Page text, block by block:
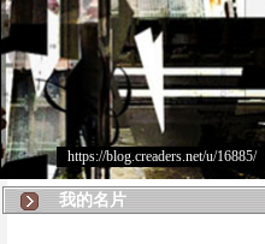
https://blog.creaders.net/u/16885/>
我的名片